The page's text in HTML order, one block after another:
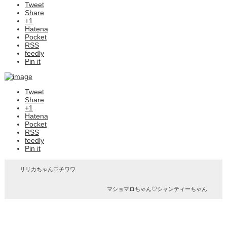
Tweet
Share
+1
Hatena
Pocket
RSS
feedly
Pin it
Tweet
Share
+1
Hatena
Pocket
RSS
feedly
Pin it
リリカちゃん♡チワワ
マショマロちゃん♡シャンティーちゃん